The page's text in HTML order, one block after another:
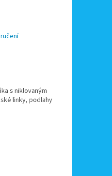
s niklovaným
linky, podlahy